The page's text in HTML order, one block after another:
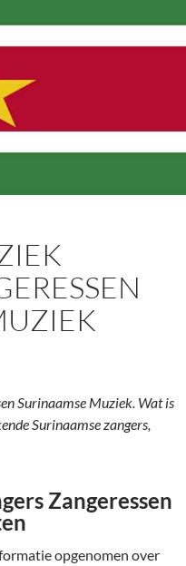
Surinaamse Muziek. Wat is
Surinaamse zangers,
Zangeressen
opgenomen over